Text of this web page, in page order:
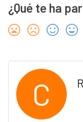
¿Qué te ha
C